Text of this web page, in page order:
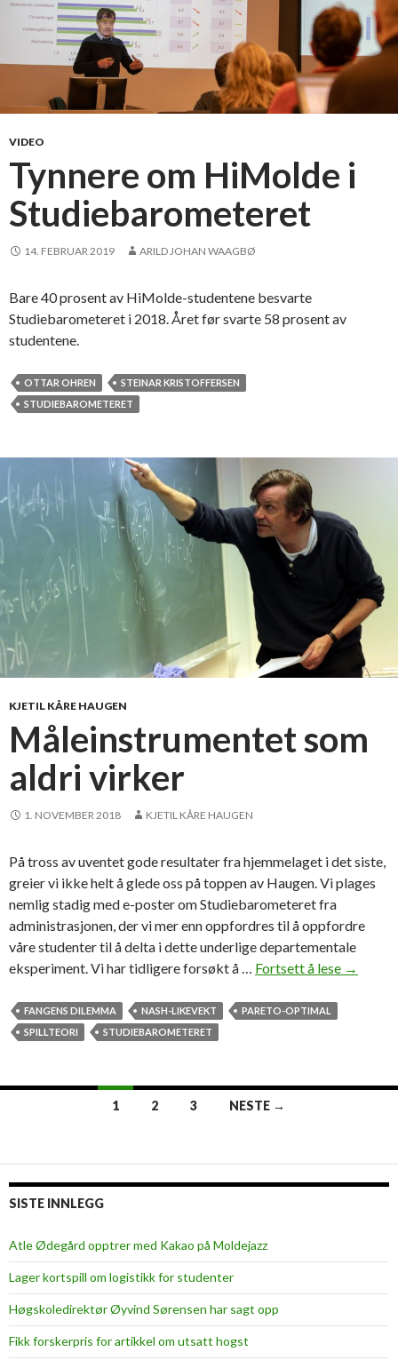
VIDEO
Tynnere om HiMolde i
Studiebarometeret
14. FEBRUAR 2019 ARILD JOHAN WAAGBØ
Bare 40 prosent av HiMolde-studentene besvarte
Studiebarometeret i 2018. Året før svarte 58 prosent av
studentene.
OTTAR OHREN
STEINAR KRISTOFFERSEN
STUDIEBAROMETERET
KJETIL KÅRE HAUGEN
Måleinstrumentet som
aldri virker
1. NOVEMBER 2018 KJETIL KÅRE HAUGEN
På tross av uventet gode resultater fra hjemmelaget i det siste,
greier vi ikke helt å glede oss på toppen av Haugen. Vi plages
nemlig stadig med e-poster om Studiebarometeret fra
administrasjonen, der vi mer enn oppfordres til å oppfordre
våre studenter til å delta i dette underlige departementale
eksperiment. Vi har tidligere forsøkt å … Fortsett å lese M
s
u
m
e
o
→
FANGENS DILEMMA NASH-LIKEVEKT
PARETO-OPTIMAL
SPILLTEORI
STUDIEBAROMETERET
1 2 3 NESTE →
SISTE INNLEGG
Atle Ødegård opptrer med Kakao på Moldejazz
Lager kortspill om logistikk for studenter
Høgskoledirektør Øyvind Sørensen har sagt opp
Fikk forskerpris for artikkel om utsatt hogst